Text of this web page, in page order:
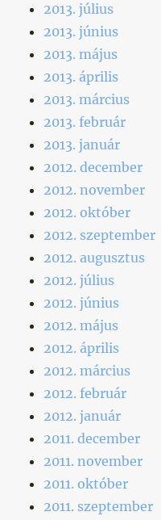
2013. július
2013. június
2013. május
2013. április
2013. március
2013. február
2013. január
2012. december
2012. november
2012. október
2012. szeptember
2012. augusztus
2012. július
2012. június
2012. május
2012. április
2012. március
2012. február
2012. január
2011. december
2011. november
2011. október
2011. szeptember